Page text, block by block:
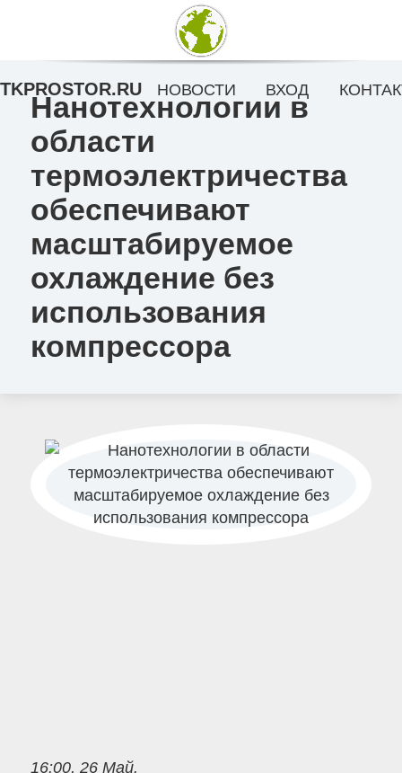
Нанотехнологии в
области
термоэлектричества
обеспечивают
масштабируемое
охлаждение без
использования
компрессора
16:00, 26 Май.
TKPROSTOR.RU НОВОСТИ ВХОД